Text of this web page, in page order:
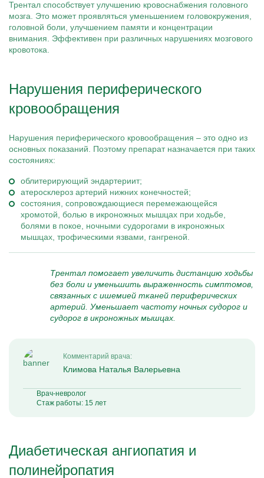
Трентал способствует улучшению кровоснабжения головного
мозга. Это может проявляться уменьшением головокружения,
головной боли, улучшением памяти и концентрации
внимания. Эффективен при различных нарушениях мозгового
кровотока.
Нарушения периферического
кровообращения
Нарушения периферического кровообращения – это одно из
основных показаний. Поэтому препарат назначается при таких
состояниях:
облитерирующий эндартериит;
атеросклероз артерий нижних конечностей;
состояния, сопровождающиеся перемежающейся
хромотой, болью в икроножных мышцах при ходьбе,
болями в покое, ночными судорогами в икроножных
мышцах, трофическими язвами, гангреной.
Трентал помогает увеличить дистанцию ходьбы
без боли и уменьшить выраженность симптомов,
связанных с ишемией тканей периферических
артерий. Уменьшает частоту ночных судорог и
судорог в икроножных мышцах.
Комментарий врача:
Климова Наталья Валерьевна
Врач-невролог
Стаж работы: 15 лет
Диабетическая ангиопатия и
полинейропатия